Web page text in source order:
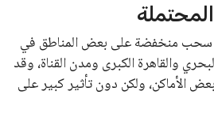
منخفضة على بعض المناطق في
والقاهرة الكبرى ومدن القناة، وقد
الأماكن، ولكن دون تأثير كبير على